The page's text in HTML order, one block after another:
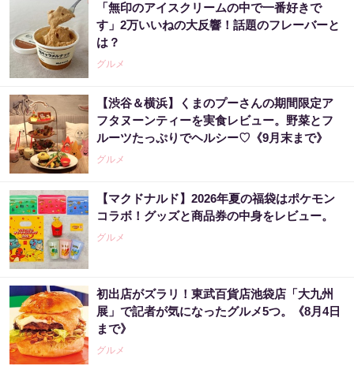
「無印のアイスクリームの中で一番好きで
す」2万いいねの大反響！話題のフレーバーと
は？
グルメ
【渋谷＆横浜】くまのプーさんの期間限定ア
フタヌーンティーを実食レビュー。野菜とフ
ルーツたっぷりでヘルシー♡《9月末まで》
グルメ
【マクドナルド】2026年夏の福袋はポケモン
コラボ！グッズと商品券の中身をレビュー。
グルメ
初出店がズラリ！東武百貨店池袋店「大九州
展」で記者が気になったグルメ5つ。《8月4日
まで》
グルメ